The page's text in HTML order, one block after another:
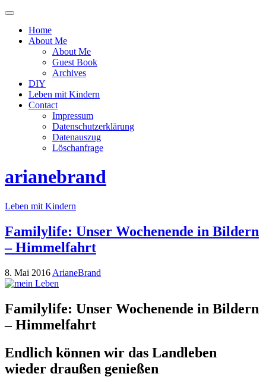
Menü
oder
ausblenden
Home
About Me
About Me
Guest Book
Archives
DIY
Leben mit Kindern
Contact
Impressum
Datenschutzerklärung
Datenauszug
Löschanfrage
arianebrand
Leben mit Kindern
Familylife: Unser Wochenende in Bildern
– Himmelfahrt
8. Mai 2016 ArianeBrand
Familylife: Unser Wochenende in Bildern
– Himmelfahrt
Endlich können wir das Landleben
wieder draußen genießen